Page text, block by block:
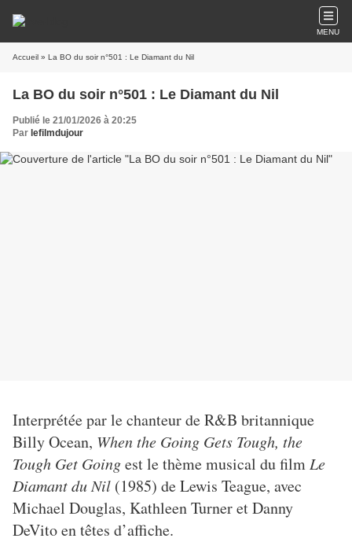
MENU
Accueil » La BO du soir n°501 : Le Diamant du Nil
La BO du soir n°501 : Le Diamant du Nil
Publié le 21/01/2026 à 20:25
Par lefilmdujour
Interprétée par le chanteur de R&B britannique
Billy Ocean, When the Going Gets Tough, the
Tough Get Goingest le thème musical du film Le
Diamant du Nil (1985) de Lewis Teague, avec
Michael Douglas, Kathleen Turner et Danny
DeVito en têtes d’affiche.